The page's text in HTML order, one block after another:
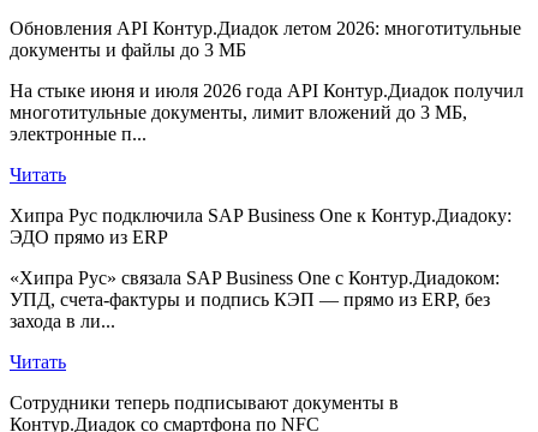
Обновления API Контур.Диадок летом 2026: многотитульные
документы и файлы до 3 МБ
На стыке июня и июля 2026 года API Контур.Диадок получил
многотитульные документы, лимит вложений до 3 МБ,
электронные п...
Читать
Хипра Рус подключила SAP Business One к Контур.Диадоку:
ЭДО прямо из ERP
«Хипра Рус» связала SAP Business One с Контур.Диадоком:
УПД, счета-фактуры и подпись КЭП — прямо из ERP, без
захода в ли...
Читать
Сотрудники теперь подписывают документы в
Контур.Диадок со смартфона по NFC